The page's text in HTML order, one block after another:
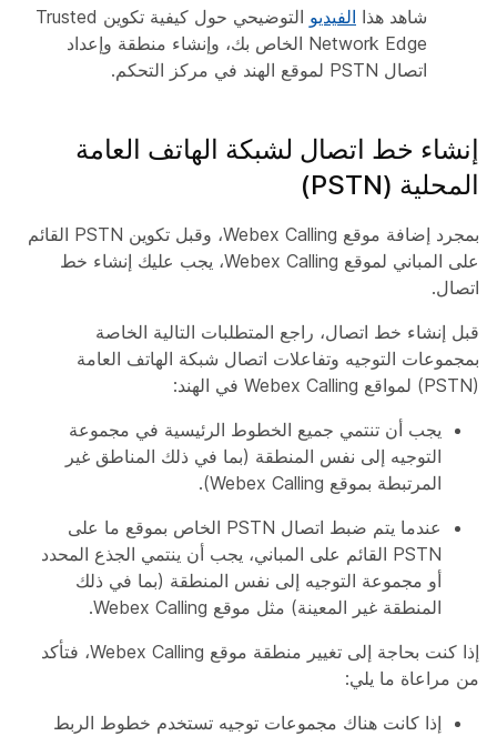
شاهد هذا الفيديو
التوضيحي حول كيفية تكوين Trusted
Network Edge الخاص بك، وإنشاء منطقة وإعداد
اتصال PSTN لموقع الهند في مركز التحكم.
إنشاء خط اتصال لشبكة الهاتف العامة
المحلية (PSTN)
بمجرد إضافة موقع Webex Calling، وقبل تكوين PSTN القائم
على المباني لموقع Webex Calling، يجب عليك إنشاء خط
اتصال.
قبل إنشاء خط اتصال، راجع المتطلبات التالية الخاصة
بمجموعات التوجيه وتفاعلات اتصال شبكة الهاتف العامة
(PSTN) لمواقع Webex Calling في الهند:
يجب أن تنتمي جميع الخطوط الرئيسية في مجموعة
التوجيه إلى نفس المنطقة (بما في ذلك المناطق غير
المرتبطة بموقع Webex Calling).
عندما يتم ضبط اتصال PSTN الخاص بموقع ما على
PSTN القائم على المباني، يجب أن ينتمي الجذع المحدد
أو مجموعة التوجيه إلى نفس المنطقة (بما في ذلك
المنطقة غير المعينة) مثل موقع Webex Calling.
إذا كنت بحاجة إلى تغيير منطقة موقع Webex Calling، فتأكد
من مراعاة ما يلي:
إذا كانت هناك مجموعات توجيه تستخدم خطوط الربط